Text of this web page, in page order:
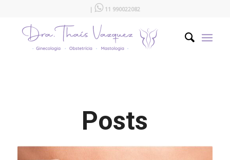
|  11 990022082
Posts